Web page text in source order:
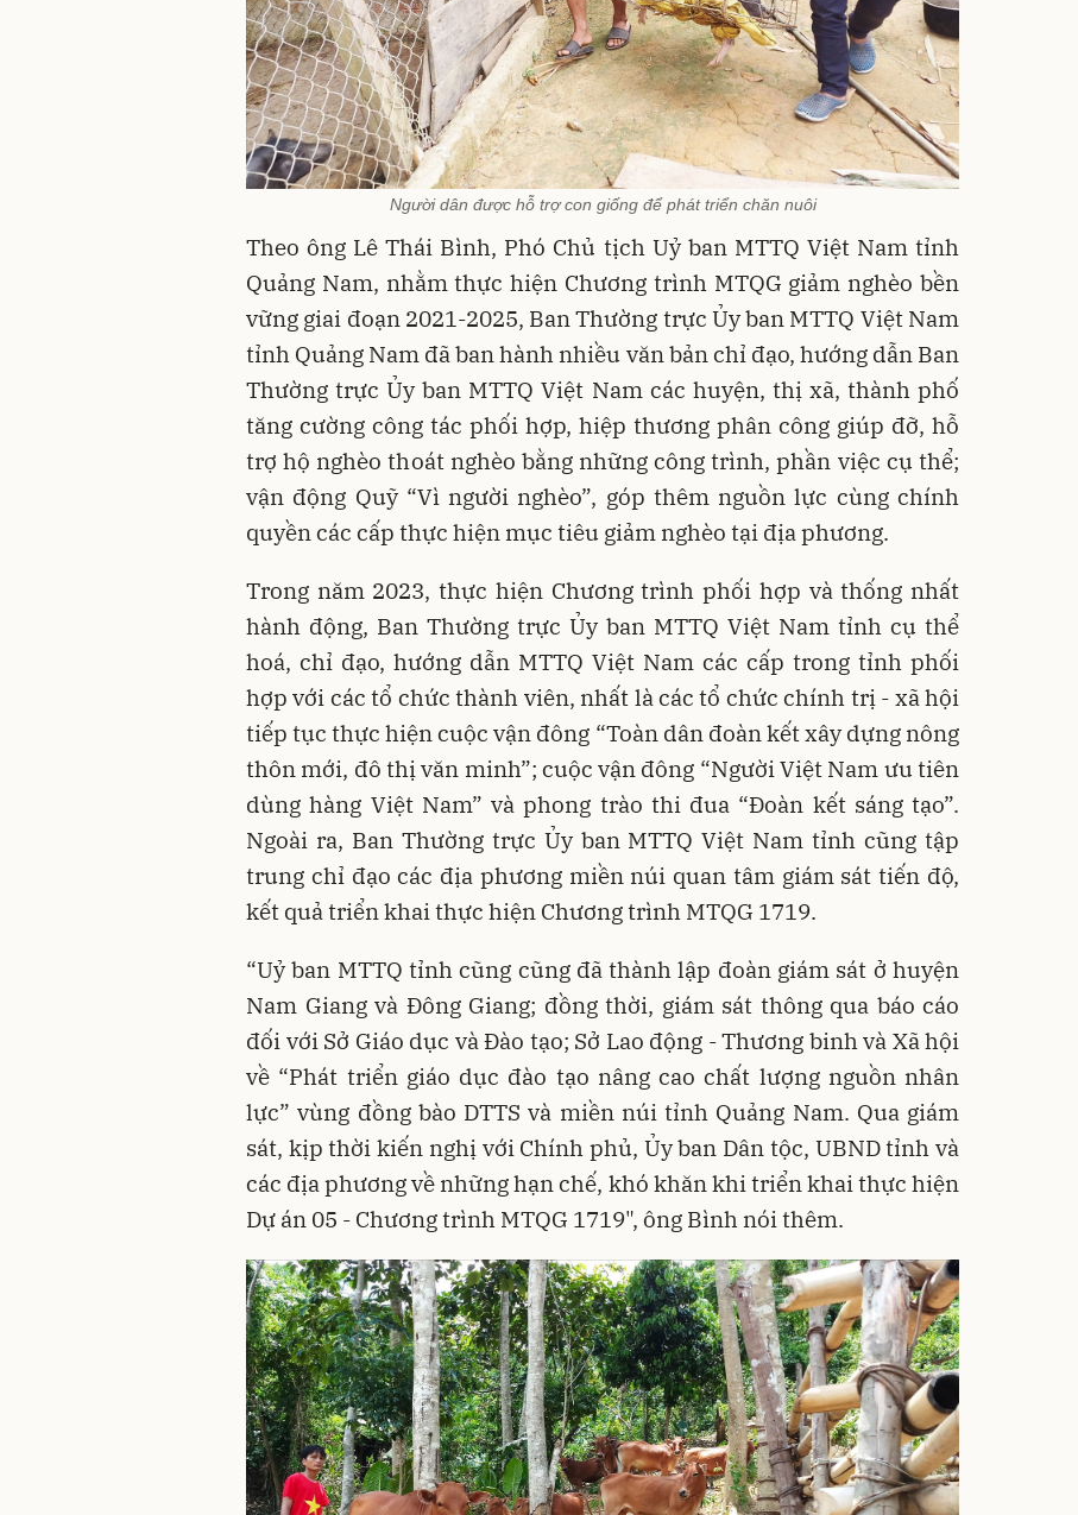
Người dân được hỗ trợ con giống để phát triển chăn nuôi
Theo ông Lê Thái Bình, Phó Chủ tịch Uỷ ban MTTQ Việt Nam tỉnh
Quảng Nam, nhằm thực hiện Chương trình MTQG giảm nghèo bền
vững giai đoạn 2021-2025, Ban Thường trực Ủy ban MTTQ Việt Nam
tỉnh Quảng Nam đã ban hành nhiều văn bản chỉ đạo, hướng dẫn Ban
Thường trực Ủy ban MTTQ Việt Nam các huyện, thị xã, thành phố
tăng cường công tác phối hợp, hiệp thương phân công giúp đỡ, hỗ
trợ hộ nghèo thoát nghèo bằng những công trình, phần việc cụ thể;
vận động Quỹ “Vì người nghèo”, góp thêm nguồn lực cùng chính
quyền các cấp thực hiện mục tiêu giảm nghèo tại địa phương.
Trong năm 2023, thực hiện Chương trình phối hợp và thống nhất
hành động, Ban Thường trực Ủy ban MTTQ Việt Nam tỉnh cụ thể
hoá, chỉ đạo, hướng dẫn MTTQ Việt Nam các cấp trong tỉnh phối
hợp với các tổ chức thành viên, nhất là các tổ chức chính trị - xã hội
tiếp tục thực hiện cuộc vận đông “Toàn dân đoàn kết xây dựng nông
thôn mới, đô thị văn minh”; cuộc vận đông “Người Việt Nam ưu tiên
dùng hàng Việt Nam” và phong trào thi đua “Đoàn kết sáng tạo”.
Ngoài ra, Ban Thường trực Ủy ban MTTQ Việt Nam tỉnh cũng tập
trung chỉ đạo các địa phương miền núi quan tâm giám sát tiến độ,
kết quả triển khai thực hiện Chương trình MTQG 1719.
“Uỷ ban MTTQ tỉnh cũng cũng đã thành lập đoàn giám sát ở huyện
Nam Giang và Đông Giang; đồng thời, giám sát thông qua báo cáo
đối với Sở Giáo dục và Đào tạo; Sở Lao động - Thương binh và Xã hội
về “Phát triển giáo dục đào tạo nâng cao chất lượng nguồn nhân
lực” vùng đồng bào DTTS và miền núi tỉnh Quảng Nam. Qua giám
sát, kịp thời kiến nghị với Chính phủ, Ủy ban Dân tộc, UBND tỉnh và
các địa phương về những hạn chế, khó khăn khi triển khai thực hiện
Dự án 05 - Chương trình MTQG 1719", ông Bình nói thêm.